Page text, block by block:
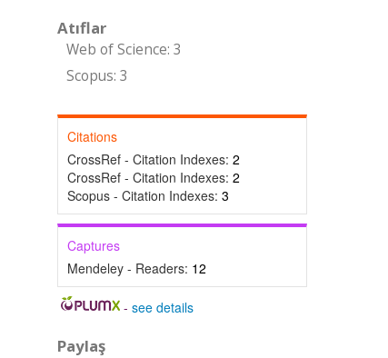
Atıflar
Web of Science: 3
Scopus: 3
Citations
CrossRef - Citation Indexes: 2
CrossRef - Citation Indexes: 2
Scopus - Citation Indexes: 3
Captures
Mendeley - Readers: 12
-see details
Paylaş